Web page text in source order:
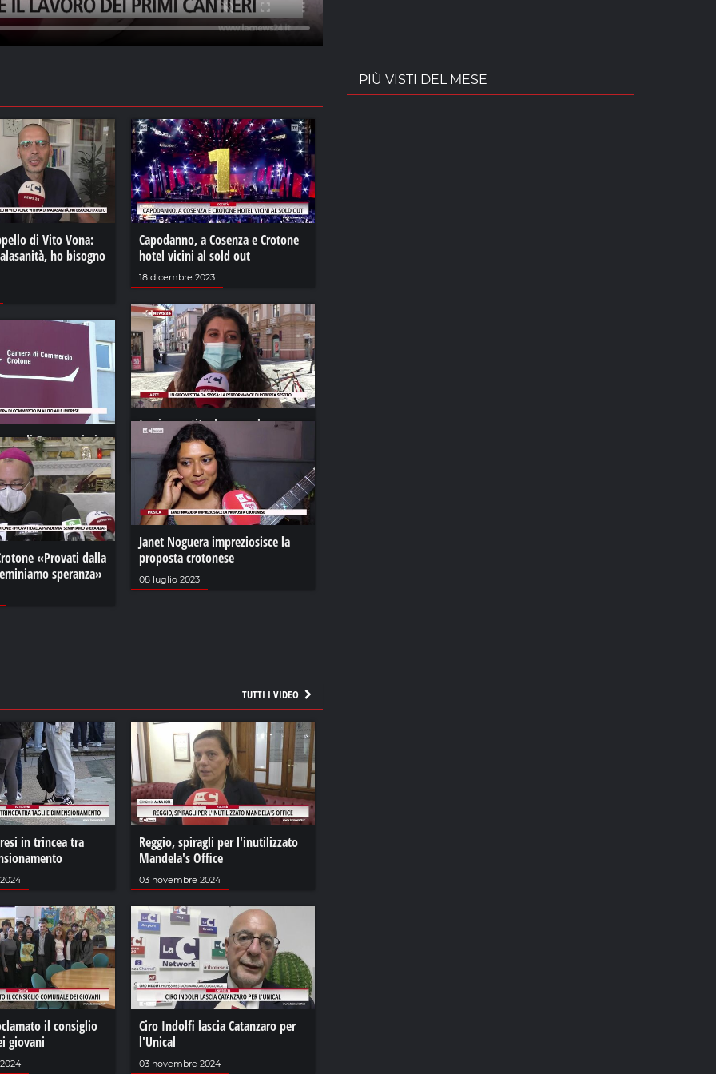
di Vito Vona:
ho bisogno
Capodanno, a Cosenza e Crotone
hotel vicini al sold out
18 dicembre 2023
In giro vestita da sposa la
performance di Roberta Sestito
28 gennaio 2021
di Commercio in
Janet Noguera impreziosisce la
proposta crotonese
08 luglio 2023
«Provati dalla
speranza»
TUTTI I VIDEO
in trincea tra
Reggio, spiragli per l'inutilizzato
Mandela's Office
03 novembre 2024
il consiglio
giovani
Ciro Indolfi lascia Catanzaro per
l'Unical
03 novembre 2024
PIÙ VISTI DEL MESE